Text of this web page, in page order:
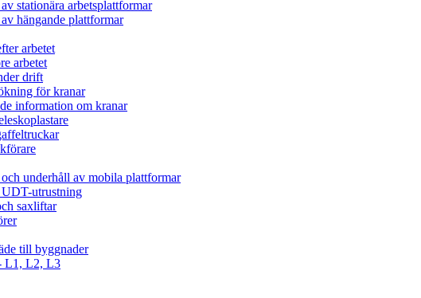
stationära arbetsplattformar
hängande plattformar
arbetet
arbetet
drift
för kranar
information om kranar
underhåll av mobila plattformar
utrustning
saxliftar
till byggnader
L1, L2, L3